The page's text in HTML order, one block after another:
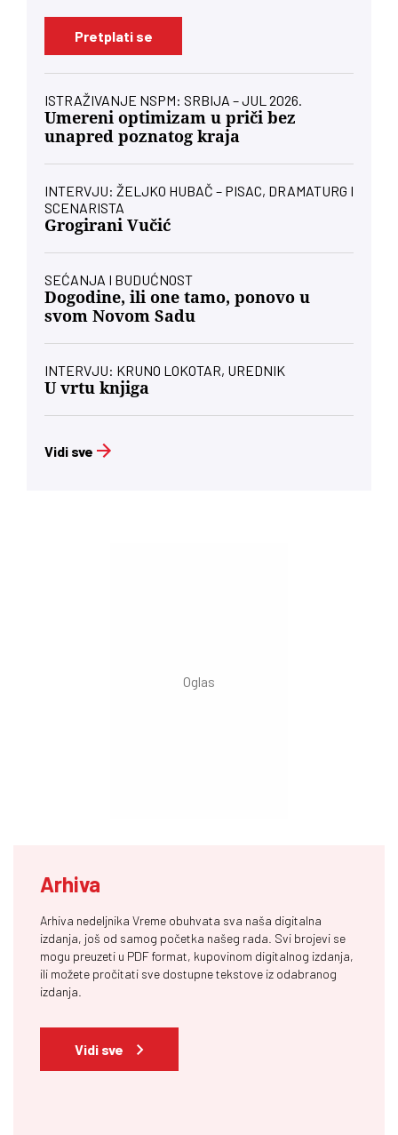
Pretplati se
ISTRAŽIVANJE NSPM: SRBIJA – JUL 2026.
Umereni optimizam u priči bez
unapred poznatog kraja
INTERVJU: ŽELJKO HUBAČ – PISAC, DRAMATURG I
SCENARISTA
Grogirani Vučić
SEĆANJA I BUDUĆNOST
Dogodine, ili one tamo, ponovo u
svom Novom Sadu
INTERVJU: KRUNO LOKOTAR, UREDNIK
U vrtu knjiga
Vidi sve
Arhiva
Arhiva nedeljnika Vreme obuhvata sva naša digitalna
izdanja, još od samog početka našeg rada. Svi brojevi se
mogu preuzeti u PDF format, kupovinom digitalnog izdanja,
ili možete pročitati sve dostupne tekstove iz odabranog
izdanja.
Vidi sve